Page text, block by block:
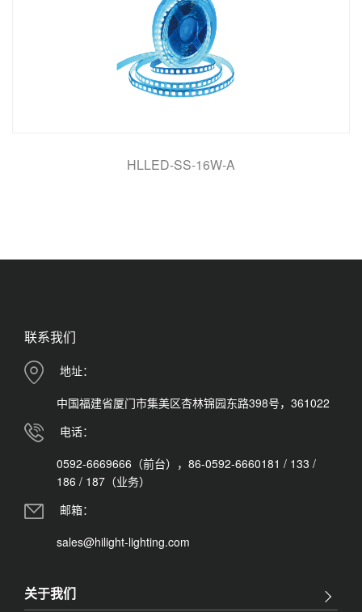
HLLED-SS-16W-A
联系我们
地址：
中国福建省厦门市集美区杏林锦园东路398号，361022
电话：
0592-6669666（前台），86-0592-6660181 / 133 /
186 / 187（业务）
邮箱：
sales@hilight-lighting.com
关于我们